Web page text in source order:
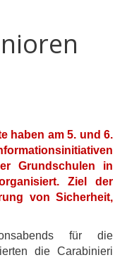
haben am 5. und 6.
Grundschulen in
Ziel der
von Sicherheit,
für die
die Carabinieri